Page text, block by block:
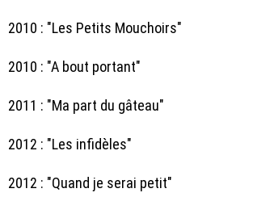
2010 : "Les Petits Mouchoirs"
2010 : "A bout portant"
2011 : "Ma part du gâteau"
2012 : "Les infidèles"
2012 : "Quand je serai petit"